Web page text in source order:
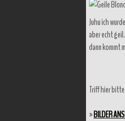
Juhu ich
aber echt
dann kommt
Triff hier
»BILDER